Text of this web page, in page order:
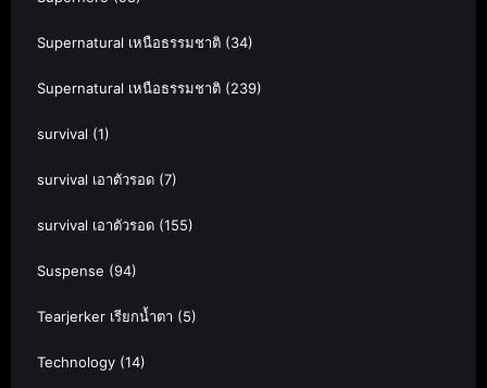
Supernatural เหนือธรรมชาติ (34)
Supernatural เหนือธรรมชาติ (239)
survival (1)
survival เอาตัวรอด (7)
survival เอาตัวรอด (155)
Suspense (94)
Tearjerker เรียกน้ำตา (5)
Technology (14)